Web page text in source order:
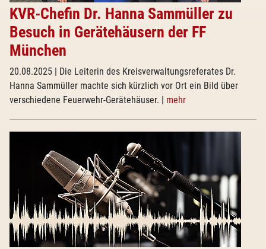
KVR-Chefin Dr. Hanna Sammüller zu
Besuch in Gerätehäusern der FF
München
20.08.2025 | Die Leiterin des Kreisverwaltungsreferates Dr.
Hanna Sammüller machte sich kürzlich vor Ort ein Bild über
verschiedene Feuerwehr-Gerätehäuser. | mehr